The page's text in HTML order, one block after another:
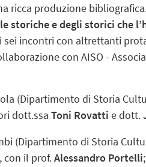
ricca produzione
storiche e degli storici che
sei incontri con altrettanti
con AISO -
(Dipartimento di Storia
dott.ssaToni Rovatti e dott.
(Dipartimento di Storia
, con il prof.Alessandro Portelli;